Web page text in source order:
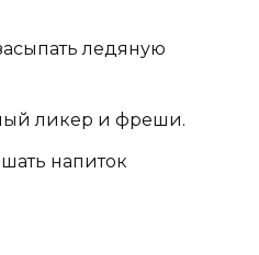
ледяную
ликер и фреши.
напиток